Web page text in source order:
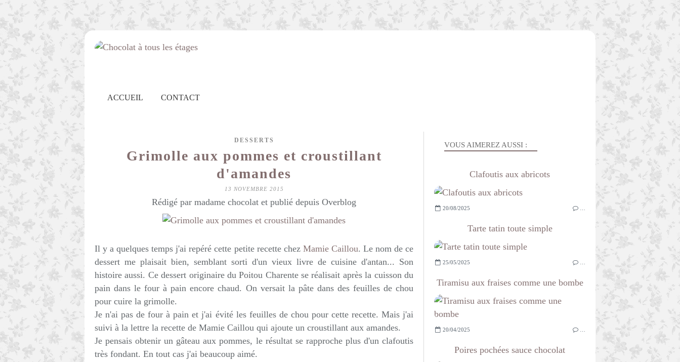
ACCUEIL CONTACT
DESSERTS
Grimolle aux pommes et croustillant
d'amandes
13 NOVEMBRE 2015
Rédigé par madame chocolat et publié depuis Overblog
Il y a quelques temps j'ai repéré cette petite recette chez Mamie Caillou. Le nom de ce
dessert me plaisait bien, semblant sorti d'un vieux livre de cuisine d'antan... Son
histoire aussi. Ce dessert originaire du Poitou Charente se réalisait après la cuisson du
pain dans le four à pain encore chaud. On versait la pâte dans des feuilles de chou
pour cuire la grimolle.
Je n'ai pas de four à pain et j'ai évité les feuilles de chou pour cette recette. Mais j'ai
suivi à la lettre la recette de Mamie Caillou qui ajoute un croustillant aux amandes.
Je pensais obtenir un gâteau aux pommes, le résultat se rapproche plus d'un clafoutis
très fondant. En tout cas j'ai beaucoup aimé.
VOUS AIMEREZ AUSSI :
Clafoutis aux abricots
20/08/2025
Tarte tatin toute simple
25/05/2025
Tiramisu aux fraises comme une bombe
20/04/2025
Poires pochées sauce chocolat